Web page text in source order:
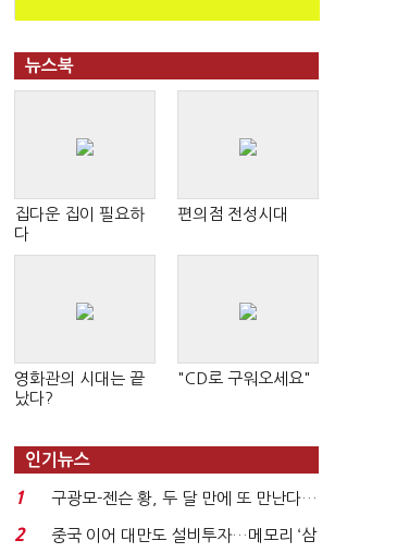
뉴스북
집다운 집이 필요하
다
편의점 전성시대
영화관의 시대는 끝
났다?
"CD로 구워오세요"
인기뉴스
1
구광모-젠슨 황, 두 달 만에 또 만난다…
로봇·AI 등 논...
2
중국 이어 대만도 설비투자…메모리 ‘삼